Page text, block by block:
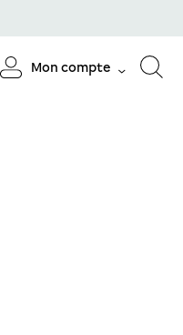
Mon compte